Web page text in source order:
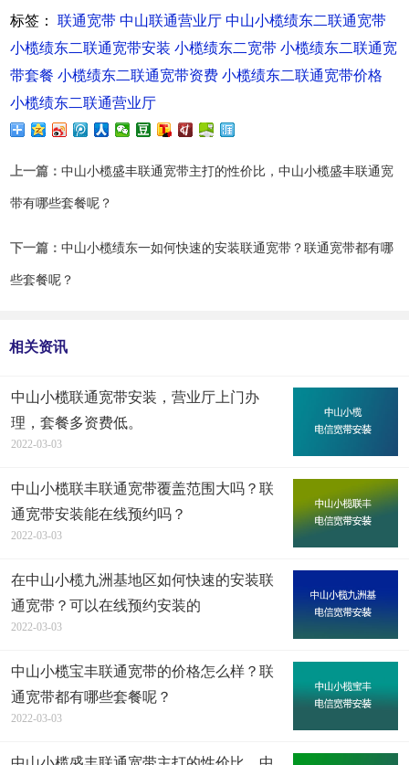
标签：联通宽带 中山联通营业厅 中山小榄绩东二联通宽带
小榄绩东二联通宽带安装 小榄绩东二宽带 小榄绩东二联通宽
带套餐 小榄绩东二联通宽带资费 小榄绩东二联通宽带价格
小榄绩东二联通营业厅
上一篇：中山小榄盛丰联通宽带主打的性价比，中山小榄盛丰联通宽
带有哪些套餐呢？
下一篇：中山小榄绩东一如何快速的安装联通宽带？联通宽带都有哪
些套餐呢？
相关资讯
中山小榄联通宽带安装，营业厅上门办
理，套餐多资费低。
2022-03-03
中山小榄联丰联通宽带覆盖范围大吗？联
通宽带安装能在线预约吗？
2022-03-03
在中山小榄九洲基地区如何快速的安装联
通宽带？可以在线预约安装的
2022-03-03
中山小榄宝丰联通宽带的价格怎么样？联
通宽带都有哪些套餐呢？
2022-03-03